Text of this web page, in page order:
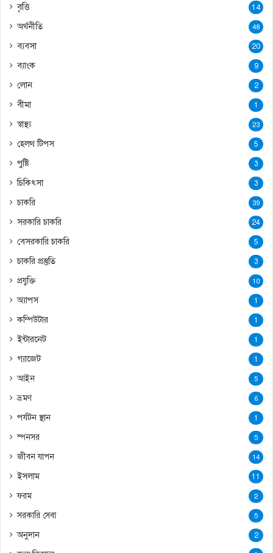
বৃত্তি 14
অর্থনীতি 48
ব্যবসা 20
ব্যাংক 9
লোন 2
বীমা 1
স্বাস্থ্য 23
হেলথ টিপস 5
পুষ্টি 3
চিকিৎসা 3
চাকরি 39
সরকারি চাকরি 24
বেসরকারি চাকরি 5
চাকরি প্রস্তুতি 3
প্রযুক্তি 10
অ্যাপস 1
কম্পিউটার 1
ইন্টারনেট 1
গ্যাজেট 1
আইন 5
ভ্রমণ 6
পর্যটন স্থান 1
স্পনসর 5
জীবন যাপন 14
ইসলাম 11
ফরম 2
সরকারি সেবা 5
অনুদান 2